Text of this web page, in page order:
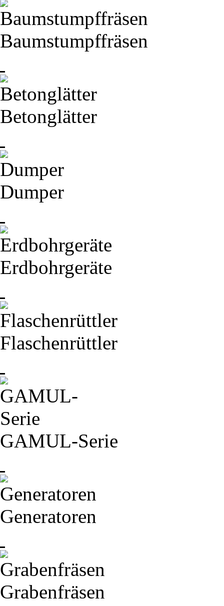
Baumstumpffräsen
Betonglätter
Dumper
Erdbohrgeräte
Flaschenrüttler
GAMUL-Serie
Generatoren
Grabenfräsen